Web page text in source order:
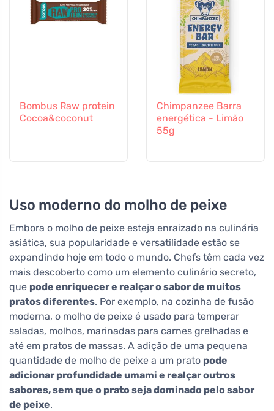
Bombus Raw protein
Cocoa&coconut
Chimpanzee Barra
energética - Limão
55g
Uso moderno do molho de peixe
Embora o molho de peixe esteja enraizado na culinária
asiática, sua popularidade e versatilidade estão se
expandindo hoje em todo o mundo. Chefs têm cada vez
mais descoberto como um elemento culinário secreto,
que pode enriquecer e realçar o sabor de muitos
pratos diferentes. Por exemplo, na cozinha de fusão
moderna, o molho de peixe é usado para temperar
saladas, molhos, marinadas para carnes grelhadas e
até em pratos de massas. A adição de uma pequena
quantidade de molho de peixe a um prato pode
adicionar profundidade umami e realçar outros
sabores, sem que o prato seja dominado pelo sabor
de peixe.